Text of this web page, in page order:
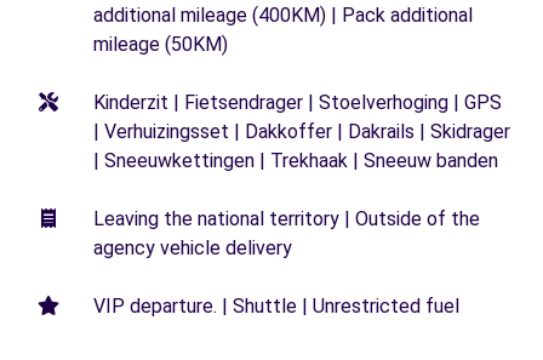
additional mileage (400KM) | Pack additional
mileage (50KM)
Kinderzit | Fietsendrager | Stoelverhoging | GPS
| Verhuizingsset | Dakkoffer | Dakrails | Skidrager
| Sneeuwkettingen | Trekhaak | Sneeuw banden
Leaving the national territory | Outside of the
agency vehicle delivery
VIP departure. | Shuttle | Unrestricted fuel